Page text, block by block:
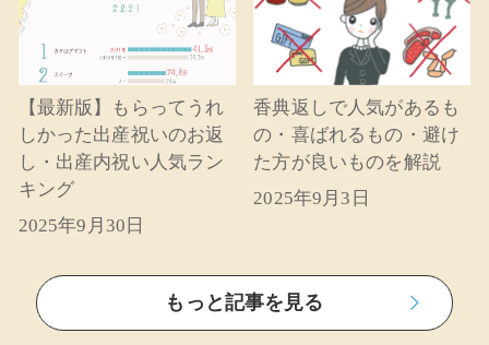
【最新版】もらってうれ
しかった出産祝いのお返
し・出産内祝い人気ラン
キング
2025年9月30日
香典返しで人気があるも
の・喜ばれるもの・避け
た方が良いものを解説
2025年9月3日
もっと記事を見る